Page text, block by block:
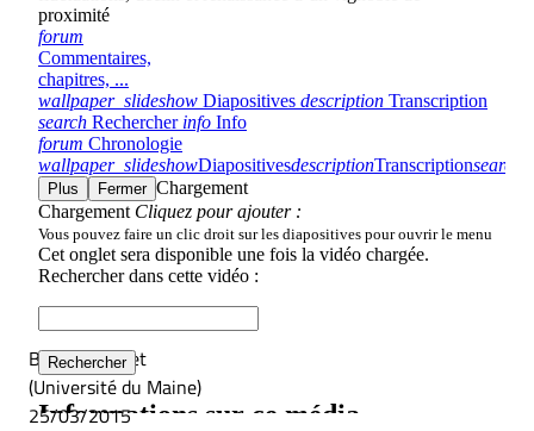
Benoît Musset
(Université du Maine)
25/03/2015